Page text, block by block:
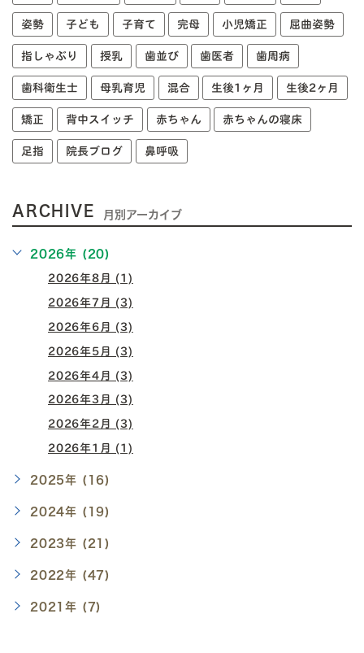
姿勢 子ども 子育て 完母 小児矯正 屈曲姿勢
指しゃぶり 授乳 歯並び 歯医者 歯周病
歯科衛生士 母乳育児 混合 生後1ヶ月 生後2ヶ月
矯正 背中スイッチ 赤ちゃん 赤ちゃんの寝床
足指 院長ブログ 鼻呼吸
ARCHIVE 月別アーカイブ
2026年 (20)
2026年8月 (1)
2026年7月 (3)
2026年6月 (3)
2026年5月 (3)
2026年4月 (3)
2026年3月 (3)
2026年2月 (3)
2026年1月 (1)
2025年 (16)
2024年 (19)
2023年 (21)
2022年 (47)
2021年 (7)